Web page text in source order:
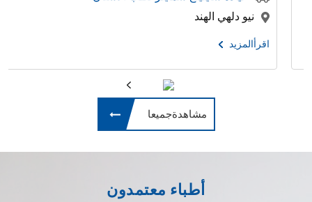
نيو دلهي الهند
اقرأالمزيد
مشاهدةجميعا
أطباء معتمدون